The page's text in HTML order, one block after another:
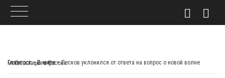
Главпост>В мире>
Песков уклонился от ответа на вопрос о новой волне мобилизации в России